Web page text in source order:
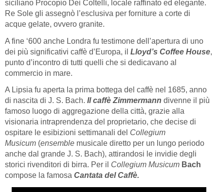
siciliano Procopio Dei Coltelli, locale raffinato ed elegante.
Re Sole gli assegnò l’esclusiva per forniture a corte di
acque gelate, ovvero granite.
A fine ‘600 anche Londra fu testimone dell’apertura di uno
dei più significativi caffè d’Europa, il Lloyd’s Coffee House,
punto d’incontro di tutti quelli che si dedicavano al
commercio in mare.
A Lipsia fu aperta la prima bottega del caffè nel 1685, anno
di nascita di J. S. Bach. Il caffè Zimmermann divenne il più
famoso luogo di aggregazione della città, grazie alla
visionaria intraprendenza del proprietario, che decise di
ospitare le esibizioni settimanali del Collegium
Musicum (ensemble musicale diretto per un lungo periodo
anche dal grande J. S. Bach), attirandosi le invidie degli
storici rivenditori di birra. Per il Collegium Musicum Bach
compose la famosa Cantata del Caffè.